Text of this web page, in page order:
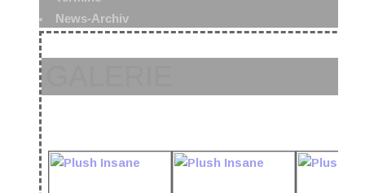
News-Archiv